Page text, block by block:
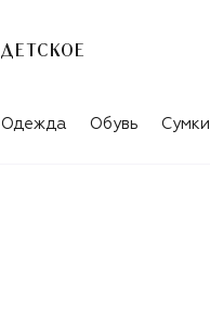
ДЕТСКОЕ
Одежда Обувь Сумки